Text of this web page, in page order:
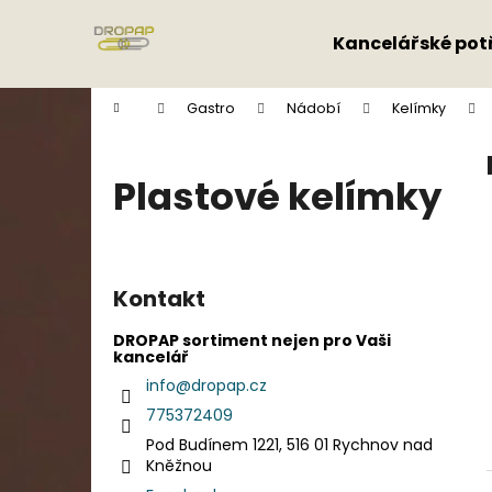
Kancelářské
Domů Gastro Nádobí Kelímky
Plastové kelímky
Kontakt
DROPAP sortiment nejen pro Vaši
kancelář
info@dropap.cz
775372409
Pod Budínem 1221, 516 01 Rychnov nad
Kněžnou
í
Zpět
do
Zpět
do